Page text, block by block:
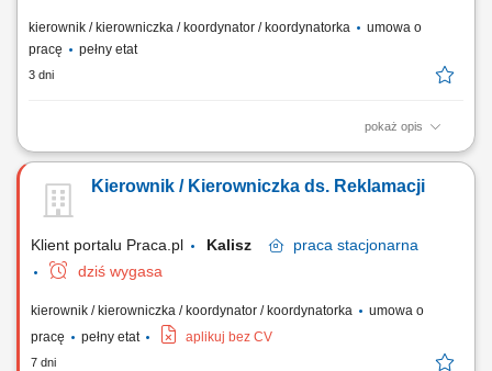
kierownik / kierowniczka / koordynator / koordynatorka
umowa o
pracę
pełny etat
3 dni
pokaż opis
Zarządzanie pracą zespołu, ustalanie priorytetów oraz dbanie o wysoki
firmy i wspieranie ich rozwoju zawodowego. Budowanie sieci kontaktów
z partnerami biznesowymi, takimi jak deweloperzy czy agencje
Kierownik / Kierowniczka ds. Reklamacji
Klient portalu Praca.pl Kalisz praca stacjonarna
dziś wygasa
kierownik / kierowniczka / koordynator / koordynatorka
umowa o
pracę
pełny etat aplikuj bez CV
7 dni